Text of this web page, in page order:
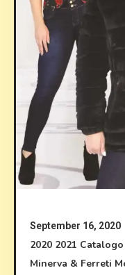
September 16, 2020
2020 2021
Minerva & Ferreti